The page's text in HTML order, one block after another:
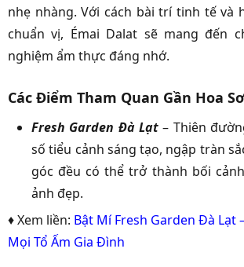
nhẹ nhàng. Với cách bài trí tinh tế và
chuẩn vị, Émai Dalat sẽ mang đến
nghiệm ẩm thực đáng nhớ.
Các Điểm Tham Quan Gần Hoa
Fresh Garden Đà Lạt – Thiên
số tiểu cảnh sáng tạo, ngập tràn
góc đều có thể trở thành bối
ảnh đẹp.
♦ Xem liền: Bật Mí Fresh Garden Đà Lạt
Mọi Tổ Ấm Gia Đình